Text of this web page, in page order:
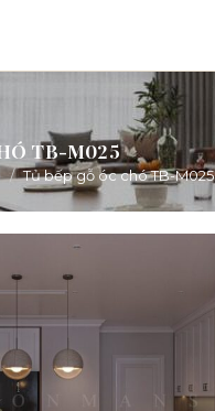
TB-M025
Tủ bếp gỗ óc chó TB-M025